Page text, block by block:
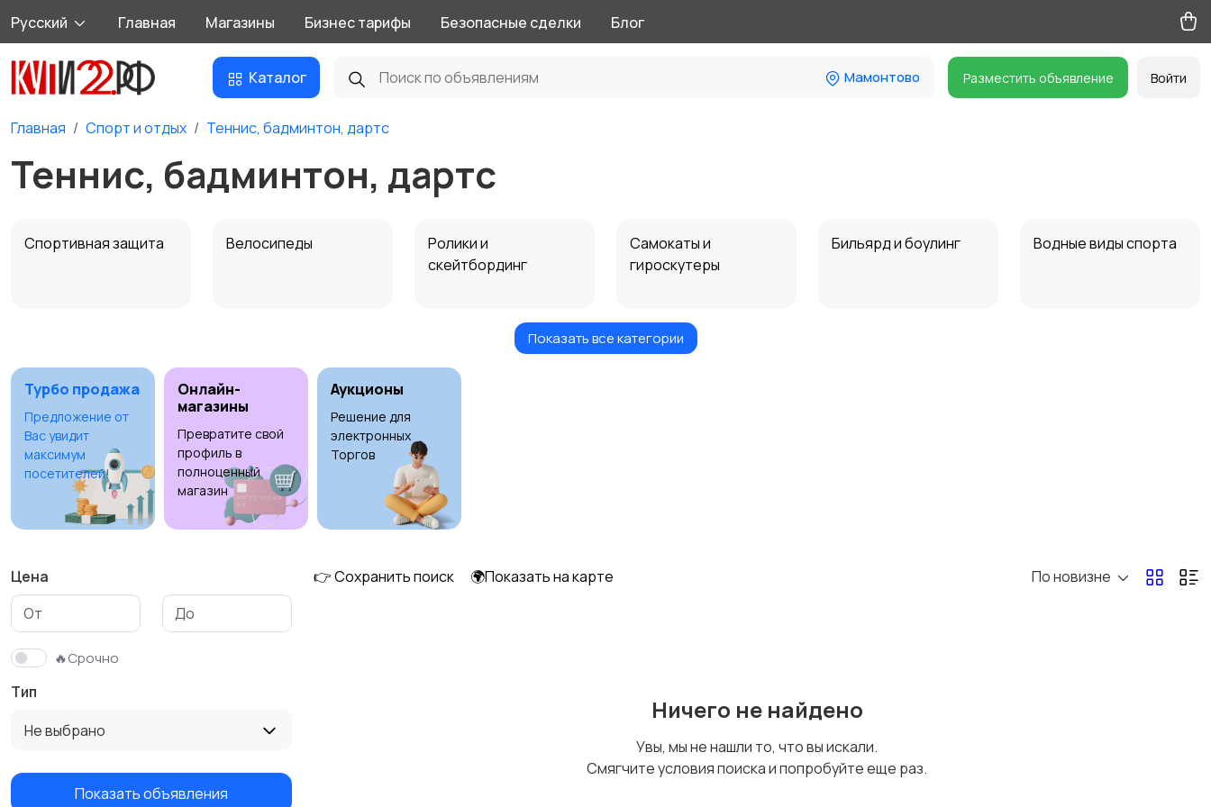
Русский Главная Магазины Бизнес тарифы Безопасные сделки Блог
Каталог Мамонтово Разместить объявление Войти
Главная Спорт и отдых Теннис, бадминтон, дартс
Теннис, бадминтон, дартс
Спортивная защита Велосипеды
Ролики и
скейтбординг
Самокаты и
гироскутеры
Бильярд и боулинг Водные виды спорта
Игры с мячом Охота и рыбалка
Тренажеры и фитнес Спортивное питание
Показать все категории
Турбо продажа
Предложение от
Вас увидит
максимум
посетителей!
Онлайн-
магазины
Превратите свой
профиль в
полноценный
магазин
Аукционы
Решение для
электронных
Торгов
Цена
🔥Срочно
Тип
Не выбрано
Показать объявления
👉 Сохранить поиск 🌍Показать на карте По новизне
Ничего не найдено
Увы, мы не нашли то, что вы искали.
Смягчите условия поиска и попробуйте еще раз.